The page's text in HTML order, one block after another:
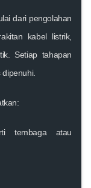
dari pengolahan
kabel listrik,
Setiap tahapan
tembaga atau